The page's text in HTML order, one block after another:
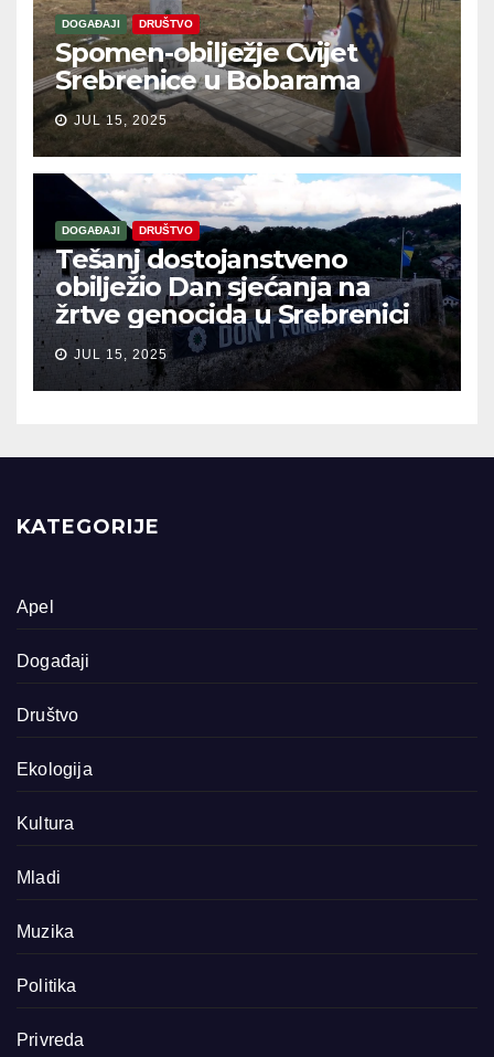
DOGAĐAJI DRUŠTVO
Spomen-obilježje Cvijet
Srebrenice u Bobarama
JUL 15, 2025
DOGAĐAJI DRUŠTVO
Tešanj dostojanstveno
obilježio Dan sjećanja na
žrtve genocida u Srebrenici
JUL 15, 2025
KATEGORIJE
Apel
Događaji
Društvo
Ekologija
Kultura
Mladi
Muzika
Politika
Privreda